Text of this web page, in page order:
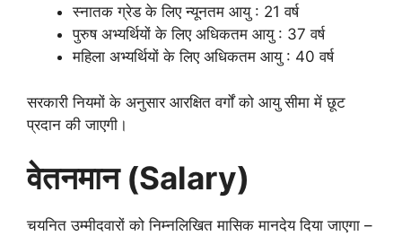
स्नातक ग्रेड के लिए न्यूनतम आयु : 21 वर्ष
पुरुष अभ्यर्थियों के लिए अधिकतम आयु : 37 वर्ष
महिला अभ्यर्थियों के लिए अधिकतम आयु : 40 वर्ष
सरकारी नियमों के अनुसार आरक्षित वर्गों को आयु सीमा में छूट
प्रदान की जाएगी।
वेतनमान (Salary)
चयनित उम्मीदवारों को निम्नलिखित मासिक मानदेय दिया जाएगा –